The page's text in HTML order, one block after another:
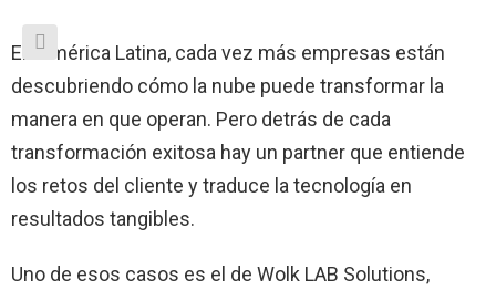
En América Latina, cada vez más empresas están
descubriendo cómo la nube puede transformar la
manera en que operan. Pero detrás de cada
transformación exitosa hay un partner que entiende
los retos del cliente y traduce la tecnología en
resultados tangibles.
Uno de esos casos es el de Wolk LAB Solutions,